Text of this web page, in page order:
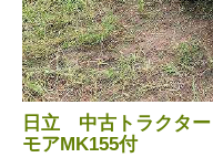
日立 中古トラクタ
モアMK155付